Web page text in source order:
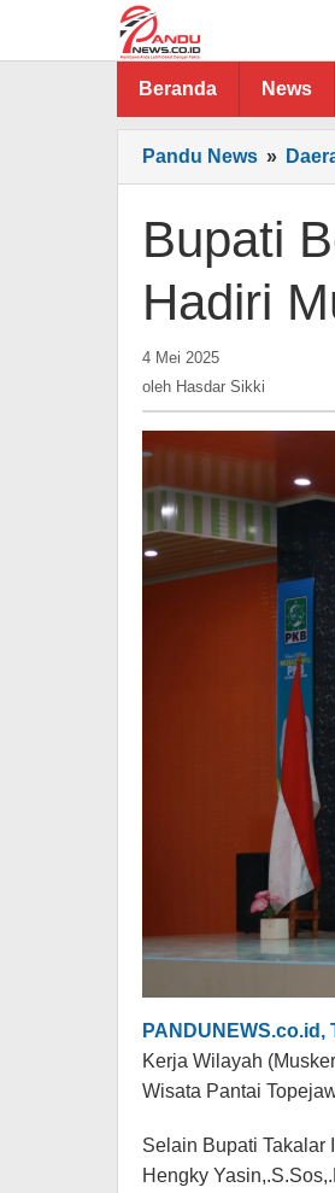
Beranda News
Pandu News »
Bupati
Hadiri
4 Mei 2025
Hasdar
oleh Hasdar Sikki
PANDUNEWS.co.id,
Kerja Wilayah
Wisata Pantai
Selain Bupati Takalar
Hengky